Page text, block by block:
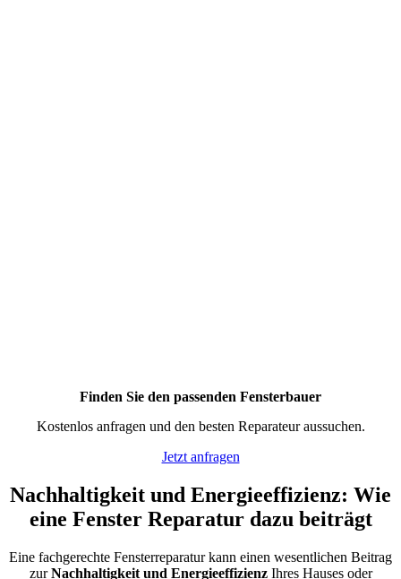
Finden Sie den passenden Fensterbauer
Kostenlos anfragen und den besten Reparateur aussuchen.
Jetzt anfragen
Nachhaltigkeit und Energieeffizienz: Wie
eine Fenster Reparatur dazu beiträgt
Eine fachgerechte Fensterreparatur kann einen wesentlichen Beitrag
zurNachhaltigkeit und EnergieeffizienzIhres Hauses oder